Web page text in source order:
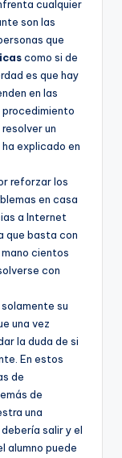
cualquier
son las
que
como si de
es que hay
en las
un
explicado en
reforzar los
en casa
a Internet
que basta con
cientos
con
su
una vez
la duda de si
En estos
de
de
una
salir y el
alumno puede